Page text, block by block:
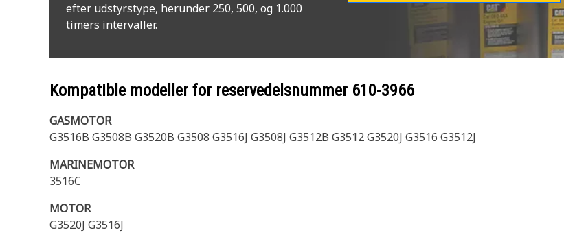
efter udstyrstype, herunder 250, 500, og 1.000
timers intervaller.
Kompatible modeller for reservedelsnummer 610-3966
GASMOTOR
G3516B G3508B G3520B G3508 G3516J G3508J G3512B G3512 G3520J G3516 G3512J
MARINEMOTOR
3516C
MOTOR
G3520J G3516J